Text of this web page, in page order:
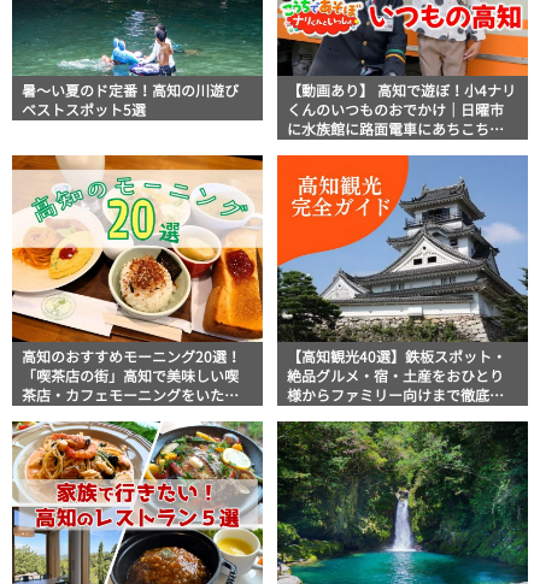
暑～い夏のド定番！高知の川遊び
ベストスポット5選
【動画あり】 高知で遊ぼ！小4ナリ
くんのいつものおでかけ｜日曜市
に水族館に路面電車にあちこち巡
高知のおすすめモーニング20選！
「喫茶店の街」高知で美味しい喫
茶店・カフェモーニングをいただ
【高知観光40選】鉄板スポット・
絶品グルメ・宿・土産をおひとり
様からファミリー向けまで徹底解